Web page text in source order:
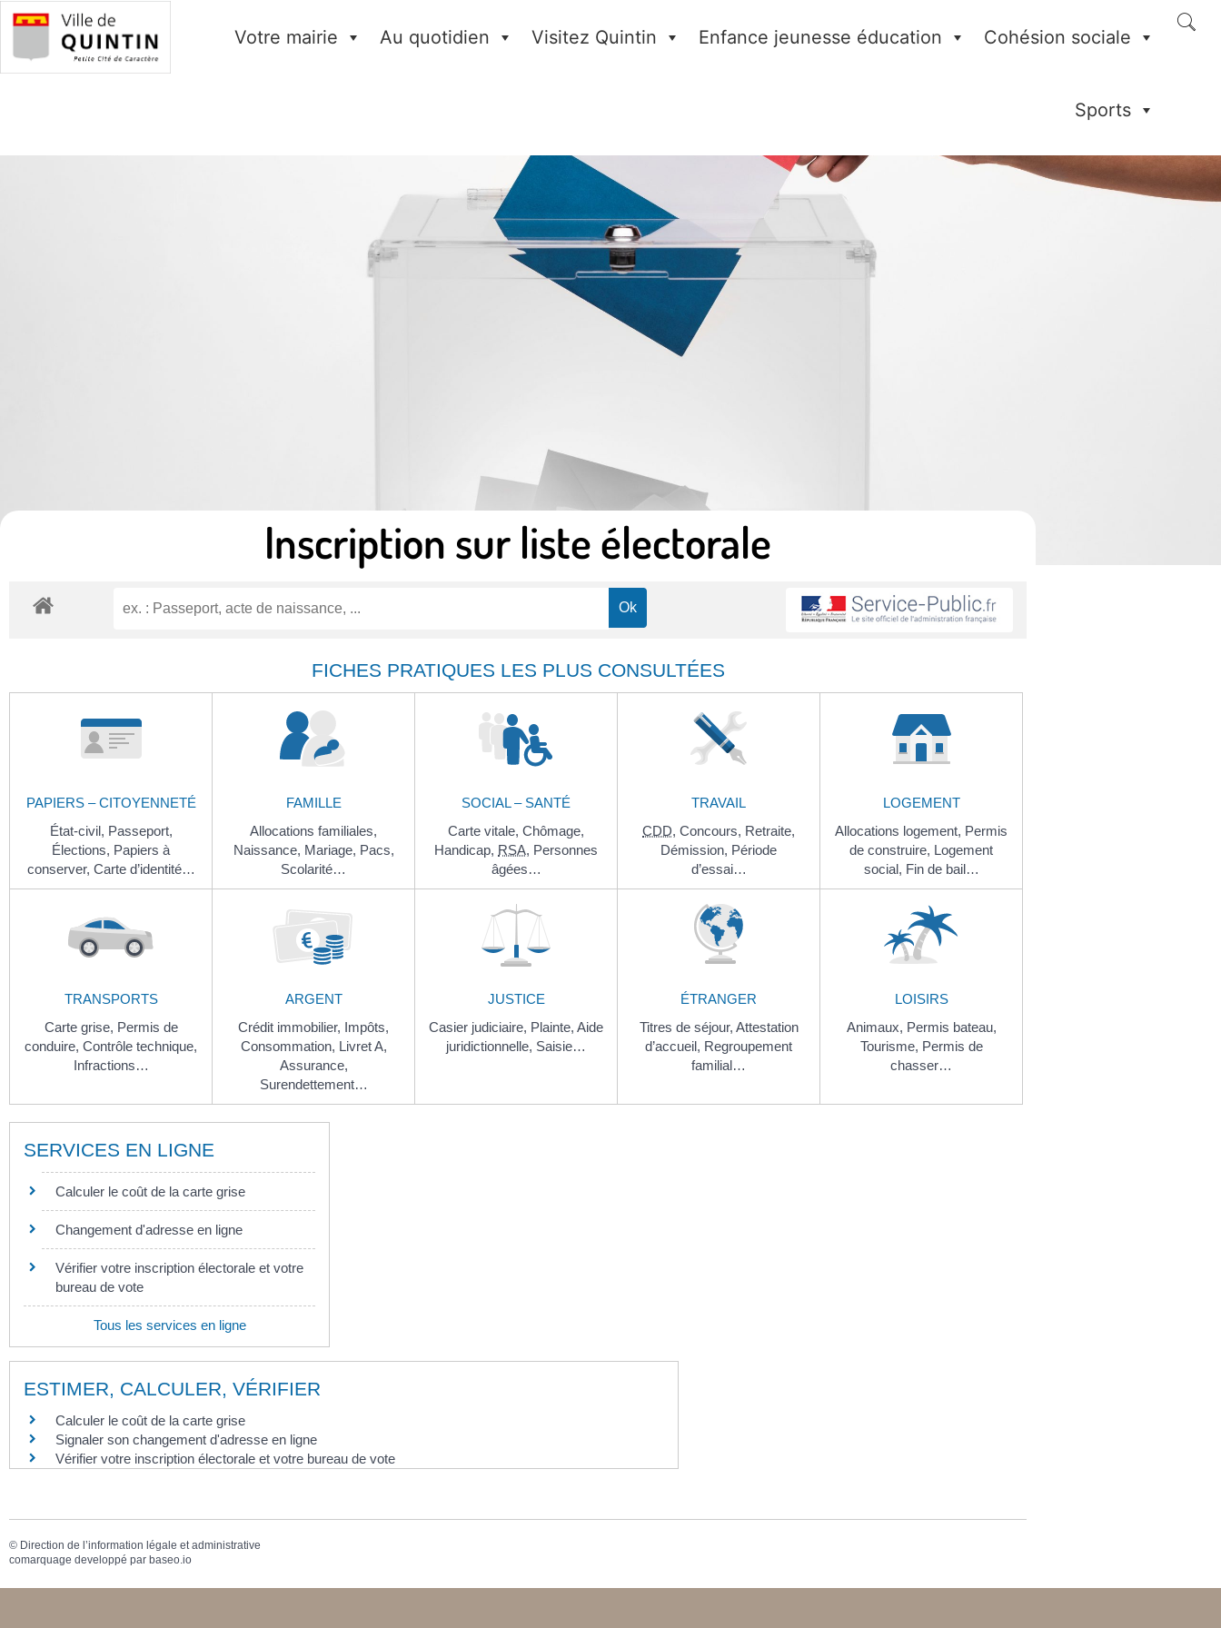
Votre mairie Au quotidien Visitez Quintin Enfance jeunesse éducation Cohésion sociale
Sports
Inscription sur liste électorale
FICHES PRATIQUES LES PLUS CONSULTÉES
PAPIERS – CITOYENNETÉ
État-civil, Passeport,
Élections, Papiers à
conserver, Carte d’identité…
FAMILLE
Allocations familiales,
Naissance, Mariage, Pacs,
Scolarité…
SOCIAL – SANTÉ
Carte vitale, Chômage,
Handicap, RSA, Personnes
âgées…
TRAVAIL
CDD, Concours, Retraite,
Démission, Période
d’essai…
LOGEMENT
Allocations logement, Permis
de construire, Logement
social, Fin de bail…
TRANSPORTS
Carte grise, Permis de
conduire, Contrôle technique,
Infractions…
ARGENT
Crédit immobilier, Impôts,
Consommation, Livret A,
Assurance,
Surendettement…
JUSTICE
Casier judiciaire, Plainte, Aide
juridictionnelle, Saisie…
ÉTRANGER
Titres de séjour, Attestation
d’accueil, Regroupement
familial…
LOISIRS
Animaux, Permis bateau,
Tourisme, Permis de
chasser…
SERVICES EN LIGNE
Calculer le coût de la carte grise
Changement d'adresse en ligne
Vérifier votre inscription électorale et votre
bureau de vote
Tous les services en ligne
ESTIMER, CALCULER, VÉRIFIER
Calculer le coût de la carte grise
Signaler son changement d'adresse en ligne
Vérifier votre inscription électorale et votre bureau de vote
© Direction de l’information légale et administrative
comarquage developpé par baseo.io